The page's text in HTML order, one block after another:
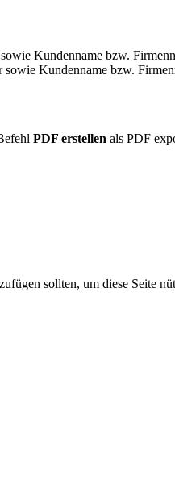
Kundenname bzw.
Kundenname bzw.
PDF erstellen als PDF
sollten, um diese Seite